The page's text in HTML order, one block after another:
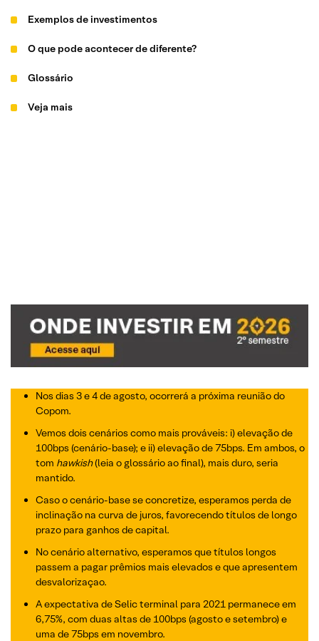
Exemplos de investimentos
O que pode acontecer de diferente?
Glossário
Veja mais
Nos dias 3 e 4 de agosto, ocorrerá a próxima reunião do
Copom.
Vemos dois cenários como mais prováveis: i) elevação de
100bps (cenário-base); e ii) elevação de 75bps. Em ambos, o
tom hawkish(leia o glossário ao final), mais duro, seria
mantido.
Caso o cenário-base se concretize, esperamos perda de
inclinação na curva de juros, favorecendo títulos de longo
prazo para ganhos de capital.
No cenário alternativo, esperamos que títulos longos
passem a pagar prêmios mais elevados e que apresentem
desvalorizaçao.
A expectativa de Selic terminal para 2021 permanece em
6,75%, com duas altas de 100bps (agosto e setembro) e
uma de 75bps em novembro.